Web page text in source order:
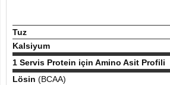
Tuz
Kalsiyum
1 Servis Protein için Amino Asit Profili
Lösin (BCAA)